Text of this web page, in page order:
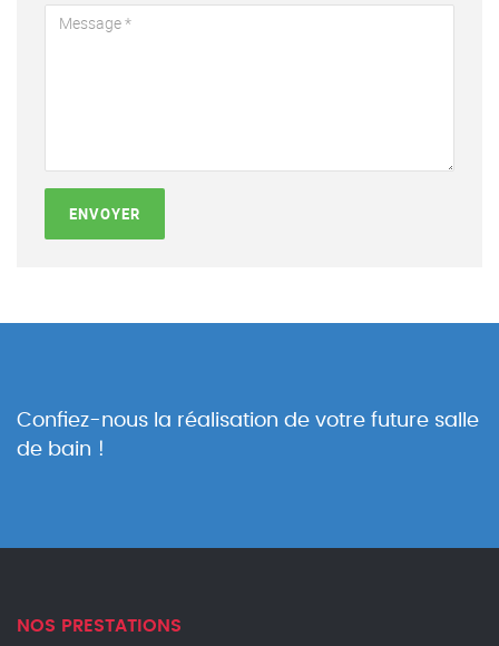
ENVOYER
Confiez-nous la réalisation de votre future salle
de bain !
NOS PRESTATIONS